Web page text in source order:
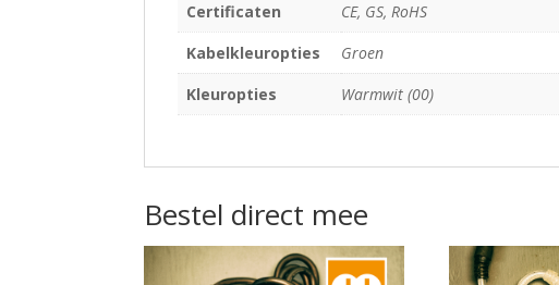
Certificaten
CE, GS, RoHS
Kabelkleuropties
Groen
Kleuropties
Warmwit (00)
Bestel direct mee